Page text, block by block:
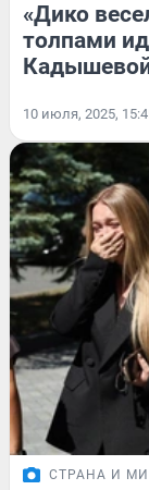
«Дико
толпами
10 июля, 2025,
СТРАНА И